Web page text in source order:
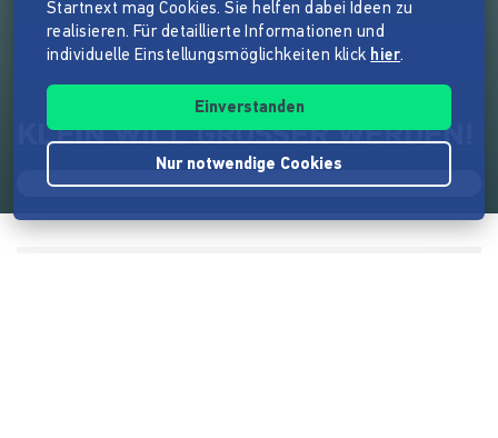
KLEIN WILL GRÖSSER WERDEN!
Startnext mag Cookies. Sie helfen dabei Ideen zu
realisieren. Für detaillierte Informationen und
individuelle Einstellungsmöglichkeiten klick hier.
Einverstanden
Nur notwendige Cookies